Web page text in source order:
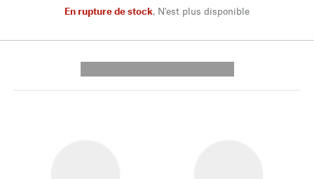
En rupture de stock, N'est plus disponible